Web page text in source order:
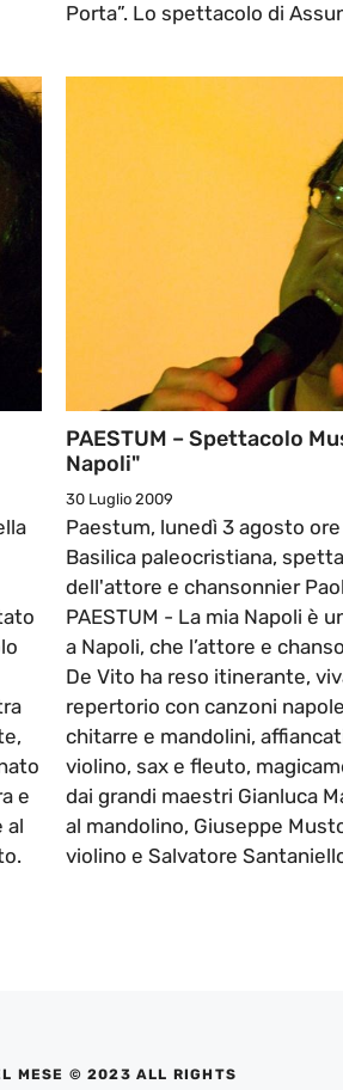
Porta”. Lo spettacolo di
e
al
PAESTUM – Spettacolo
Napoli"
30 Luglio 2009
Paestum, lunedì 3 agosto
Basilica paleocristiana,
dell'attore e chansonnier
PAESTUM - La mia Napoli è
a Napoli, che l’attore e
De Vito ha reso itinerante,
repertorio con canzoni
chitarre e mandolini,
violino, sax e fleuto,
dai grandi maestri Gianluca
al mandolino, Giuseppe
violino e Salvatore
MESE © 2023 ALL RIGHTS